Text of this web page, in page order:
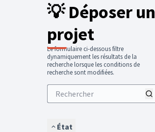
💡 Déposer un
projet
Le formulaire ci-dessous filtre
dynamiquement les résultats de la
recherche lorsque les conditions de
recherche sont modifiées.
État